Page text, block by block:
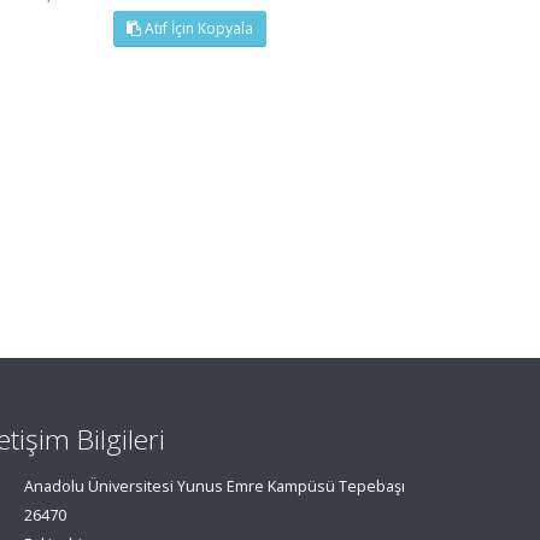
Atıf İçin Kopyala
Bilgileri
Anadolu Üniversitesi Yunus Emre Kampüsü Tepebaşı
26470